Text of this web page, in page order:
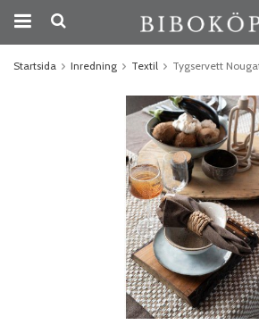
Startsida Inredning Textil Tygservett